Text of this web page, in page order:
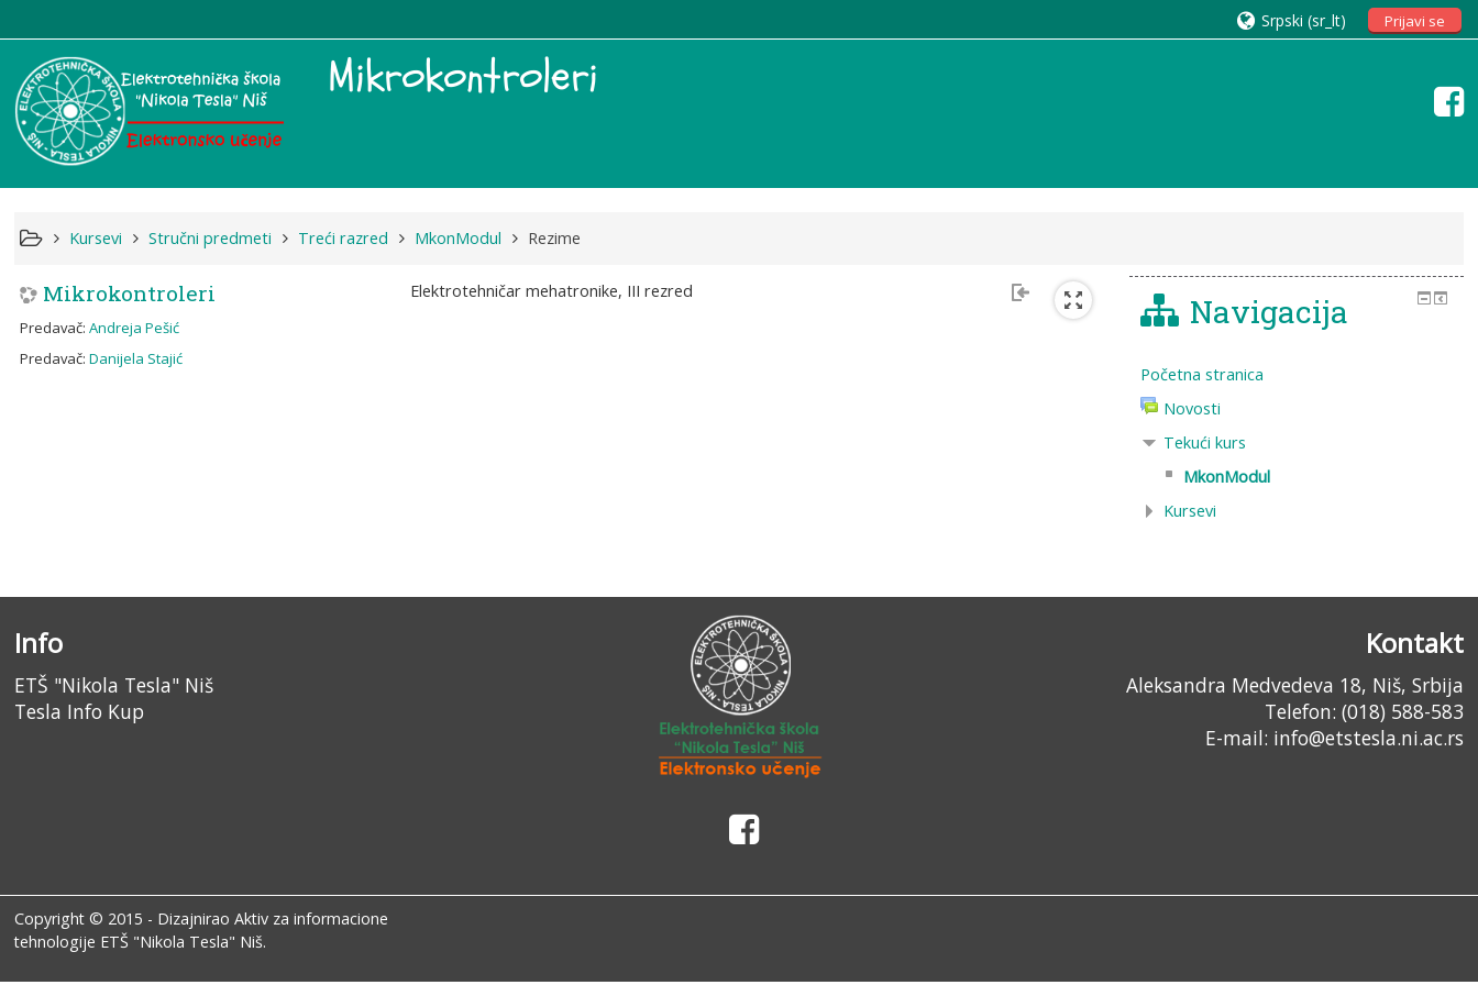
Prijavi se
Srpski ‎(sr_lt)‎
Mikrokontroleri
Kursevi Stručni predmeti Treći razred MkonModul Rezime
Mikrokontroleri Elektrotehničar mehatronike, III rezred
Predavač:Andreja Pešić
Predavač:Danijela Stajić
Navigacija
Početna stranica
Novosti
Tekući kurs
MkonModul
Kursevi
Info
ETŠ "Nikola Tesla" Niš
Tesla Info Kup
Kontakt
Aleksandra Medvedeva 18, Niš, Srbija
Telefon: (018) 588-583
E-mail: info@etstesla.ni.ac.rs
Copyright © 2015 - DizajniraoAktiv za informacione
tehnologije ETŠ "Nikola Tesla" Niš.